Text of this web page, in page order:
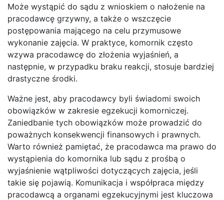
Może wystąpić do sądu z wnioskiem o nałożenie na
pracodawcę grzywny, a także o wszczęcie
postępowania mającego na celu przymusowe
wykonanie zajęcia. W praktyce, komornik często
wzywa pracodawcę do złożenia wyjaśnień, a
następnie, w przypadku braku reakcji, stosuje bardziej
drastyczne środki.
Ważne jest, aby pracodawcy byli świadomi swoich
obowiązków w zakresie egzekucji komorniczej.
Zaniedbanie tych obowiązków może prowadzić do
poważnych konsekwencji finansowych i prawnych.
Warto również pamiętać, że pracodawca ma prawo do
wystąpienia do komornika lub sądu z prośbą o
wyjaśnienie wątpliwości dotyczących zajęcia, jeśli
takie się pojawią. Komunikacja i współpraca między
pracodawcą a organami egzekucyjnymi jest kluczowa